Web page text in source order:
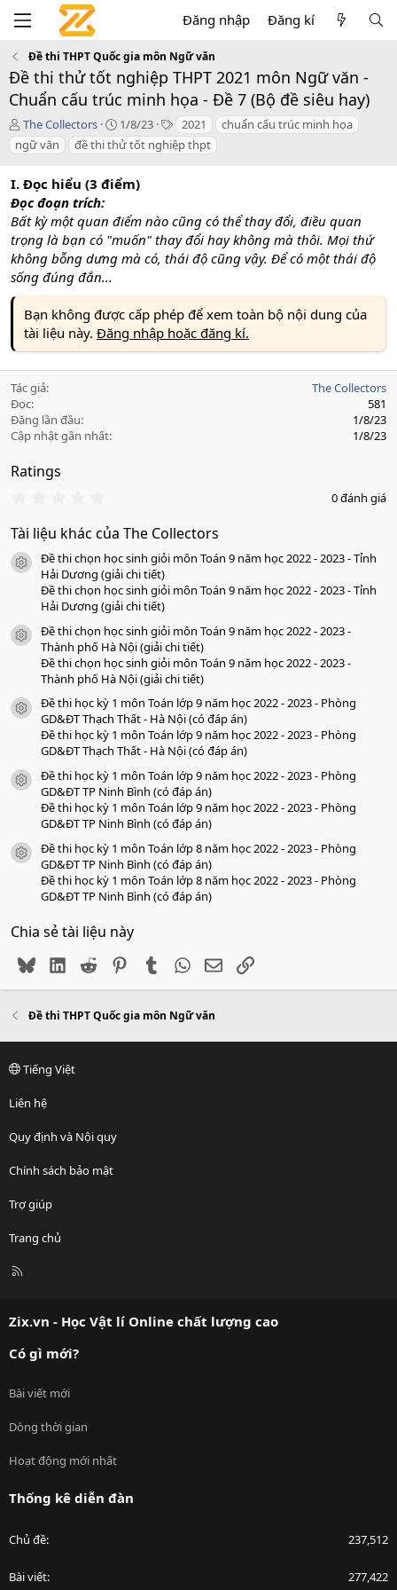
Đăng nhập Đăng kí
Đề thi THPT Quốc gia môn Ngữ văn
Đề thi thử tốt nghiệp THPT 2021 môn Ngữ văn -
Chuẩn cấu trúc minh họa - Đề 7 (Bộ đề siêu hay)
T
á
c
i
ả
The Collectors
C
r
e
t
o
n
a
e
1/8/23
T
a
g
2021
chuẩn cấu trúc minh họa
ngữ văn
đề thi thử tốt nghiệp thpt
I. Đọc hiểu (3 điểm)
Đọc đoạn trích:
Bất kỳ một quan điểm nào cũng có thể thay đổi, điều quan
trọng là bạn có "muốn" thay đổi hay không mà thôi. Mọi thứ
không bỗng dưng mà có, thái độ cũng vậy. Để có một thái độ
sống đúng đắn...
Bạn không được cấp phép để xem toàn bộ nội dung của
tài liệu này. Đăng nhập hoặc đăng kí.
Tác giả
The Collectors
Đọc
581
Đăng lần đầu
1/8/23
Cập nhật gần nhất
1/8/23
Ratings
0
0
a
o
0 đánh giá
Tài liệu khác của The Collectors
icon tài liệu
Đề thi chọn học sinh giỏi môn Toán 9 năm học 2022 - 2023 - Tỉnh
Hải Dương (giải chi tiết)
Đề thi chọn học sinh giỏi môn Toán 9 năm học 2022 - 2023 - Tỉnh
Hải Dương (giải chi tiết)
icon tài liệu
Đề thi chọn học sinh giỏi môn Toán 9 năm học 2022 - 2023 -
Thành phố Hà Nội (giải chi tiết)
Đề thi chọn học sinh giỏi môn Toán 9 năm học 2022 - 2023 -
Thành phố Hà Nội (giải chi tiết)
icon tài liệu
Đề thi học kỳ 1 môn Toán lớp 9 năm học 2022 - 2023 - Phòng
GD&ĐT Thạch Thất - Hà Nội (có đáp án)
Đề thi học kỳ 1 môn Toán lớp 9 năm học 2022 - 2023 - Phòng
GD&ĐT Thạch Thất - Hà Nội (có đáp án)
icon tài liệu
Đề thi học kỳ 1 môn Toán lớp 9 năm học 2022 - 2023 - Phòng
GD&ĐT TP Ninh Bình (có đáp án)
Đề thi học kỳ 1 môn Toán lớp 9 năm học 2022 - 2023 - Phòng
GD&ĐT TP Ninh Bình (có đáp án)
icon tài liệu
Đề thi học kỳ 1 môn Toán lớp 8 năm học 2022 - 2023 - Phòng
GD&ĐT TP Ninh Bình (có đáp án)
Đề thi học kỳ 1 môn Toán lớp 8 năm học 2022 - 2023 - Phòng
GD&ĐT TP Ninh Bình (có đáp án)
Chia sẻ tài liệu này
BlueskyLinkedIn
Reddit PinterestTumblr WhatsApp
EmailLink
Đề thi THPT Quốc gia môn Ngữ văn
Tiếng Việt
Liên hệ
Quy định và Nội quy
Chính sách bảo mật
Trợ giúp
Trang chủ
R
Zix.vn - Học Vật lí Online chất lượng cao
Có gì mới?
Bài viết mới
Dòng thời gian
Hoạt động mới nhất
Thống kê diễn đàn
Chủ đề 237,512
Bài viết 277,422